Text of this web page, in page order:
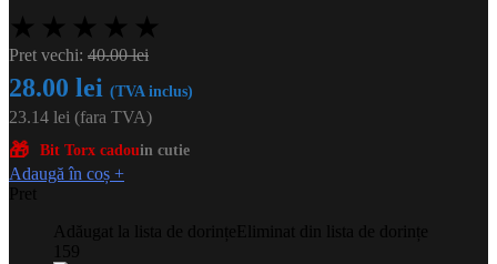
★ ★ ★ ★ ★
Pret vechi: 40.00lei
28.00 lei (TVA inclus)
23.14 lei (fara TVA)
🎁 Bit Torx cadouin cutie
Adaugă în coș +
Pret
Adăugat la lista de dorințeEliminat din lista de dorințe
159